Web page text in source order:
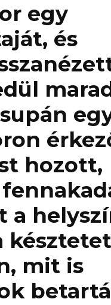
egy
és
hozott,
mit is